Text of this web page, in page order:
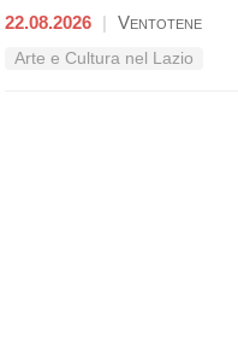
22.08.2026 | Ventotene
Arte e Cultura nel Lazio